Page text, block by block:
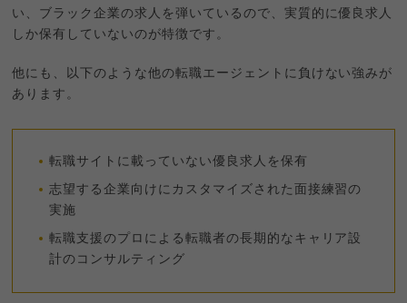
い、ブラック企業の求人を弾いているので、実質的に優良求人
しか保有していないのが特徴です。
他にも、以下のような他の転職エージェントに負けない強みが
あります。
転職サイトに載っていない優良求人を保有
志望する企業向けにカスタマイズされた面接練習の
実施
転職支援のプロによる転職者の長期的なキャリア設
計のコンサルティング